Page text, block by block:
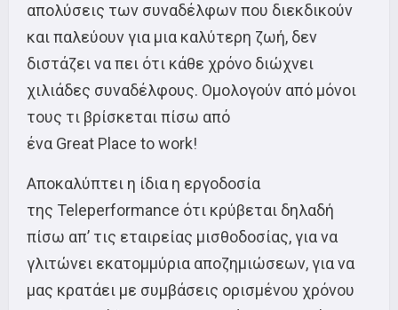
απολύσεις των συναδέλφων που διεκδικούν
και παλεύουν για μια καλύτερη ζωή, δεν
διστάζει να πει ότι κάθε χρόνο διώχνει
χιλιάδες συναδέλφους. Ομολογούν από μόνοι
τους τι βρίσκεται πίσω από
ένα Great Place to work!
Αποκαλύπτει η ίδια η εργοδοσία
της Teleperformance ότι κρύβεται δηλαδή
πίσω απ’ τις εταιρείας μισθοδοσίας, για να
γλιτώνει εκατομμύρια αποζημιώσεων, για να
μας κρατάει με συμβάσεις ορισμένου χρόνου